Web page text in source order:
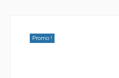
Promo !